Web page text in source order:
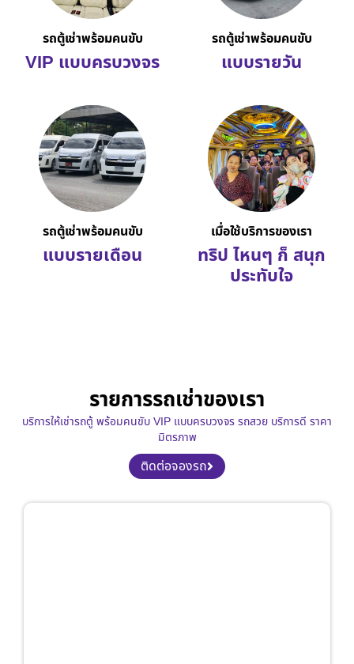
รถตู้เช่าพร้อมคนขับ
VIP แบบครบวงจร
รถตู้เช่าพร้อมคนขับ
แบบรายวัน
รถตู้เช่าพร้อมคนขับ
แบบรายเดือน
เมื่อใช้บริการของเรา
ทริป ไหนๆ ก็ สนุก
ประทับใจ
รายการรถเช่าของเรา
บริการให้เช่ารถตู้ พร้อมคนขับ VIP แบบครบวงจร รถสวย บริการดี ราคา
มิตรภาพ
ติดต่อจองรถ